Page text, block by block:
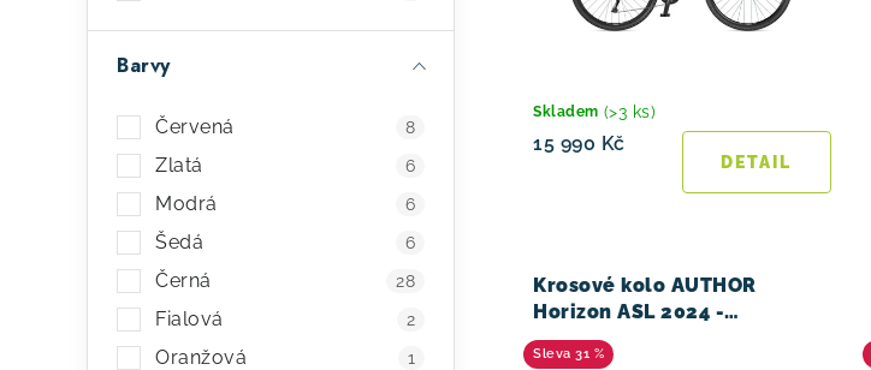
a Barvy
Červená 8
Zlatá 6
Modrá 6
Šedá 6
Černá 28
Fialová 2
Oranžová 1
o
u
o
d
Skladem (>3 ks)
15 990 Kč
Krosové kolo AUTHOR
Horizon ASL 2024 -
bílá/stříbrná/červená
31 %